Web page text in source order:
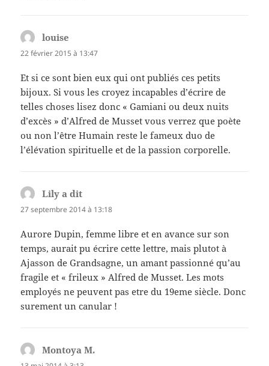
louise
22 février 2015 à 13:47
Et si ce sont bien eux qui ont publiés ces petits
bijoux. Si vous les croyez incapables d’écrire de
telles choses lisez donc « Gamiani ou deux nuits
d’excès » d’Alfred de Musset vous verrez que poète
ou non l’être Humain reste le fameux duo de
l’élévation spirituelle et de la passion corporelle.
Lily a dit
27 septembre 2014 à 13:18
Aurore Dupin, femme libre et en avance sur son
temps, aurait pu écrire cette lettre, mais plutot à
Ajasson de Grandsagne, un amant passionné qu’au
fragile et « frileux » Alfred de Musset. Les mots
employés ne peuvent pas etre du 19eme siècle. Donc
surement un canular !
Montoya M.